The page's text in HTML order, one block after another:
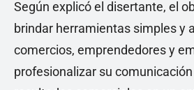
Según explicó el disertante, el
brindar herramientas simples y
comercios, emprendedores y
profesionalizar su